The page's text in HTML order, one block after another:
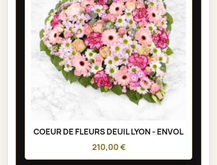
COEUR DE FLEURS DEUIL LYON - ENVOL
210,00 €